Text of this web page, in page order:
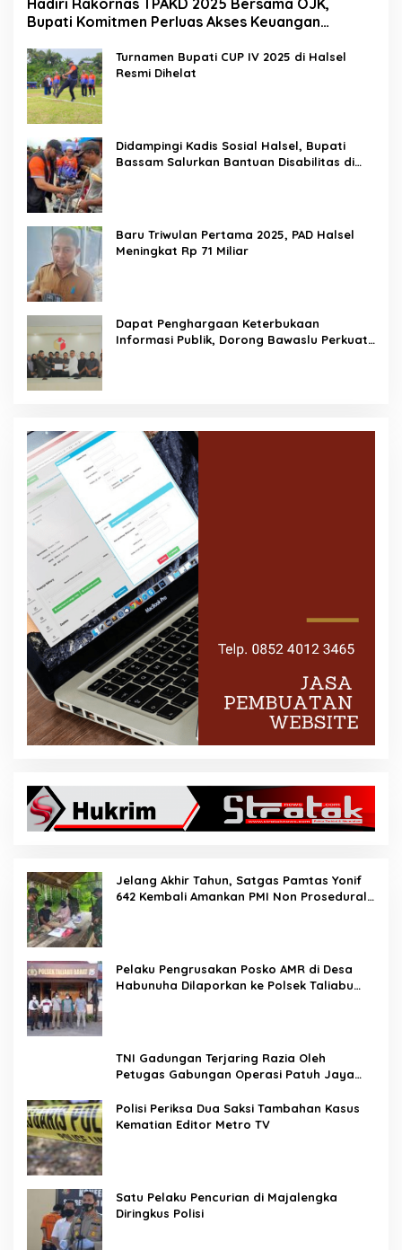
Bupati Komitmen Perluas Akses Keuangan
Turnamen Bupati CUP IV 2025 di Halsel
Resmi Dihelat
Didampingi Kadis Sosial Halsel, Bupati
Bassam Salurkan Bantuan Disabilitas di
Baru Triwulan Pertama 2025, PAD Halsel
Meningkat Rp 71 Miliar
Dapat Penghargaan Keterbukaan
Informasi Publik, Dorong Bawaslu Perkuat
Jelang Akhir Tahun, Satgas Pamtas Yonif
642 Kembali Amankan PMI Non Prosedural
Pelaku Pengrusakan Posko AMR di Desa
Habunuha Dilaporkan ke Polsek Taliabu
TNI Gadungan Terjaring Razia Oleh
Petugas Gabungan Operasi Patuh Jaya
Polisi Periksa Dua Saksi Tambahan Kasus
Kematian Editor Metro TV
Satu Pelaku Pencurian di Majalengka
Diringkus Polisi